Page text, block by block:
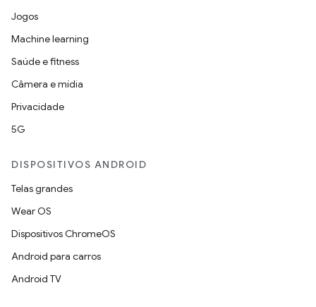
Jogos
Machine learning
Saúde e fitness
Câmera e mídia
Privacidade
5G
DISPOSITIVOS ANDROID
Telas grandes
Wear OS
Dispositivos ChromeOS
Android para carros
Android TV